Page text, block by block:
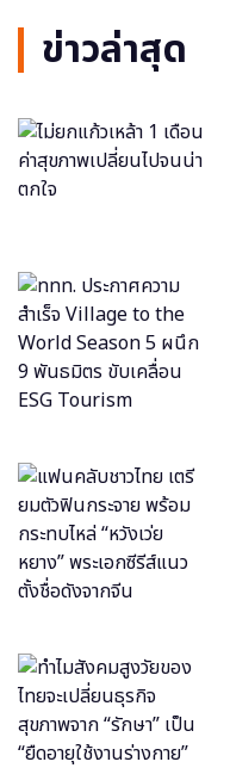
ข่าวล่าสุด